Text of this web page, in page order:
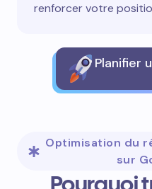
renforcer votre
Planifier
Optimisation du
sur